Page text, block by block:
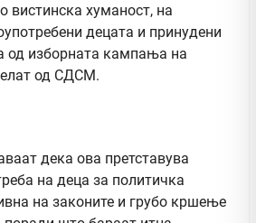
вистинска хуманост, на
децата и принудени
од изборната кампања на
од СДСМ.
дека ова претставува
на деца за политичка
на законите и грубо кршење